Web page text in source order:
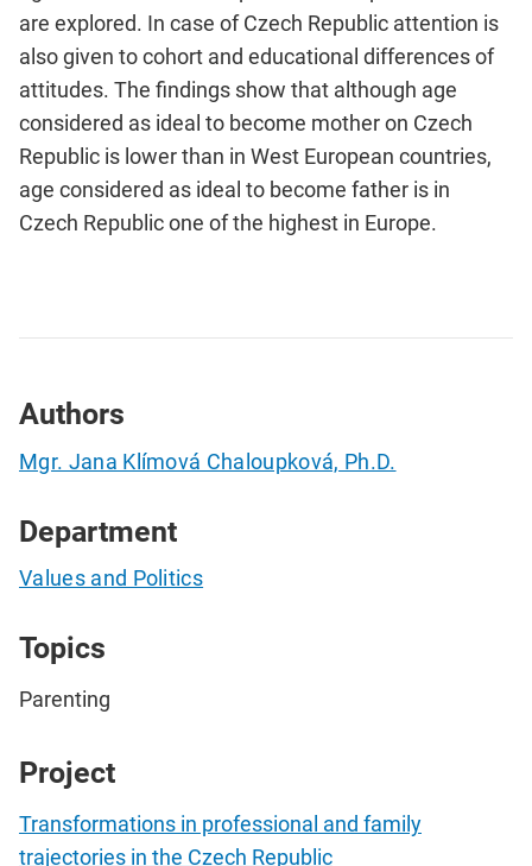
are explored. In case of Czech Republic attention is
also given to cohort and educational differences of
attitudes. The findings show that although age
considered as ideal to become mother on Czech
Republic is lower than in West European countries,
age considered as ideal to become father is in
Czech Republic one of the highest in Europe.
Authors
Mgr. Jana Klímová Chaloupková, Ph.D.
Department
Values and Politics
Topics
Parenting
Project
Transformations in professional and family
trajectories in the Czech Republic